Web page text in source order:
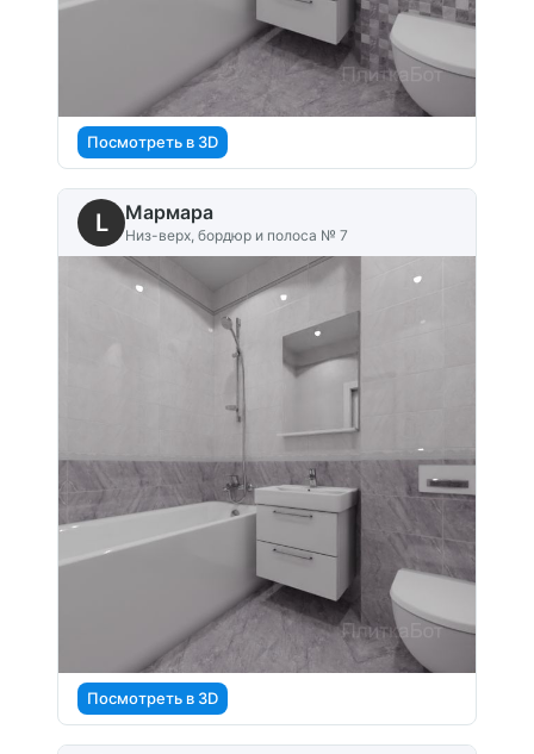
Посмотреть в 3D
L Мармара
Низ-верх, бордюр и полоса № 7
Посмотреть в 3D